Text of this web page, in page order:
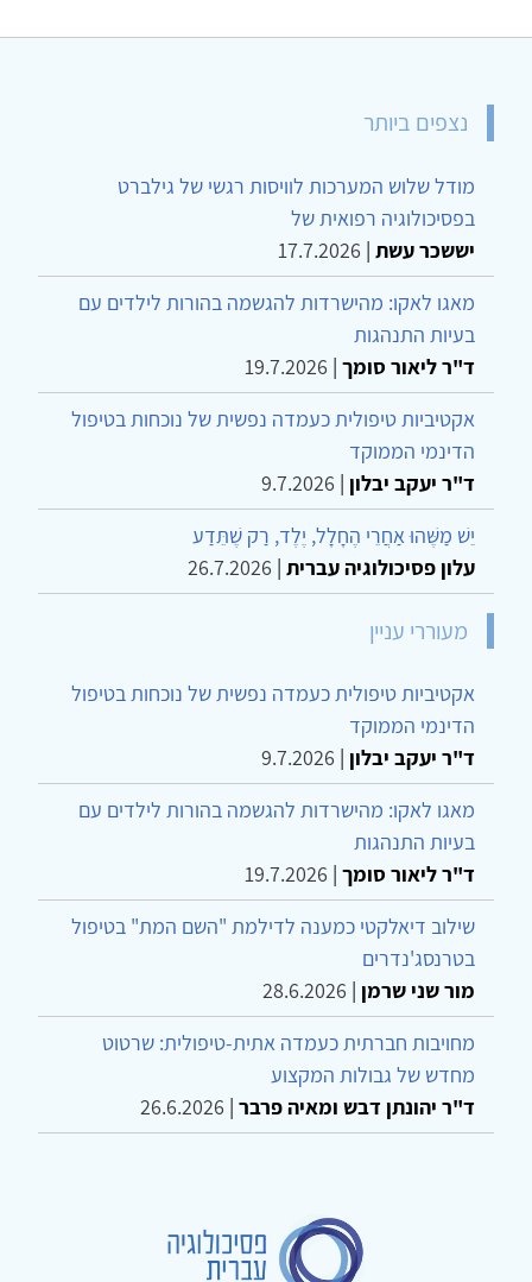
נצפים ביותר
מודל שלוש המערכות לוויסות רגשי של גילברט
בפסיכולוגיה רפואית של
יששכר עשת |
17.7.2026
מאגו לאקו: מהישרדות להגשמה בהורות לילדים עם
בעיות התנהגות
ד"ר ליאור סומך |
19.7.2026
אקטיביות טיפולית כעמדה נפשית של נוכחות בטיפול
הדינמי הממוקד
ד"ר יעקב יבלון |
9.7.2026
יֵשׁ מַשֶּׁהוּ אַחֲרֵי הֶחָלָל, יֶלֶד, רַק שֶׁתֵּדַע
עלון פסיכולוגיה עברית |
26.7.2026
מעוררי עניין
אקטיביות טיפולית כעמדה נפשית של נוכחות בטיפול
הדינמי הממוקד
ד"ר יעקב יבלון |
9.7.2026
מאגו לאקו: מהישרדות להגשמה בהורות לילדים עם
בעיות התנהגות
ד"ר ליאור סומך |
19.7.2026
שילוב דיאלקטי כמענה לדילמת "השם המת" בטיפול
בטרנסג'נדרים
מור שני שרמן |
28.6.2026
מחויבות חברתית כעמדה אתית-טיפולית: שרטוט
מחדש של גבולות המקצוע
ד"ר יהונתן דבש ומאיה פרבר |
26.6.2026